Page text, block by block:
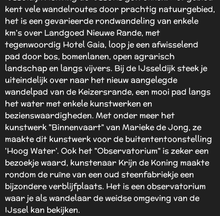
kent vele wandelroutes door prachtig natuurgebied,
het is een gevarieerde rondwandeling van enkele
km's over Landgoed Nieuwe Rande, met
tegenwoordig Hotel Gaia, loop je een afwisselend
pad door bos, bomenlanen, open agrarisch
landschap en langs vijvers. Bij de IJsseldijk steek je
uiteindelijk over naar het nieuw aangelegde
wandelpad van de Keizersrande, een mooi pad langs
het water met enkele kunstwerken en
bezienswaardigheden. Met onder meer het
kunstwerk "Binnenvaart" van Marieke de Jong, ze
maakte dit kunstwerk voor de buitententoonstelling
'Hoog Water'. Ook het "Observatorium" is zeker een
bezoekje waard, kunstenaar Krijn de Koning maakte
rondom de ruïne van een oud steenfabriekje een
bijzondere verblijfplaats. Het is een observatorium
waar je als wandelaar de weidse omgeving van de
IJssel kan bekijken.